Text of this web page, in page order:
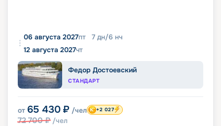
06 августа 2027пт 7 дн/6 нч
12 августа 2027чт
Федор Достоевский
СТАНДАРТ
от 65 430 ₽ /чел
72 700₽ /чел
+2 027